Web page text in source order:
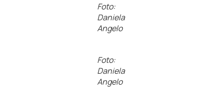
Foto:
Daniela
Angelo
Foto:
Daniela
Angelo